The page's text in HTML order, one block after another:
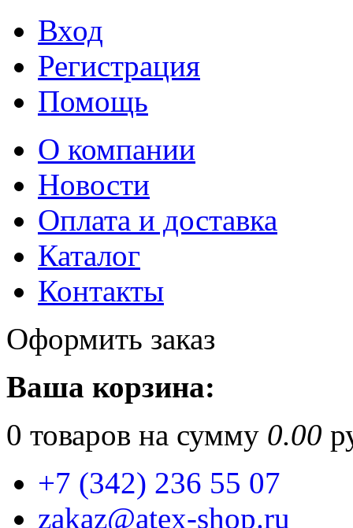
Вход
Регистрация
Помощь
О компании
Новости
Оплата и доставка
Каталог
Контакты
Оформить заказ
Ваша корзина:
0 товаров на сумму 0.00
+7 (342) 236 55 07
zakaz@atex-shop.ru